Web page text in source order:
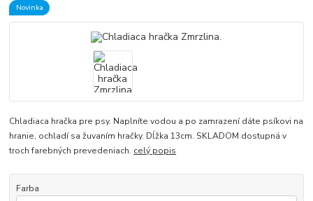
Novinka
Chladiaca hračka pre psy. Naplníte vodou a po zamrazení dáte psíkovi na
hranie, ochladí sa žuvaním hračky. Dĺžka 13cm. SKLADOM dostupná v
troch farebných prevedeniach. celý popis
Farba